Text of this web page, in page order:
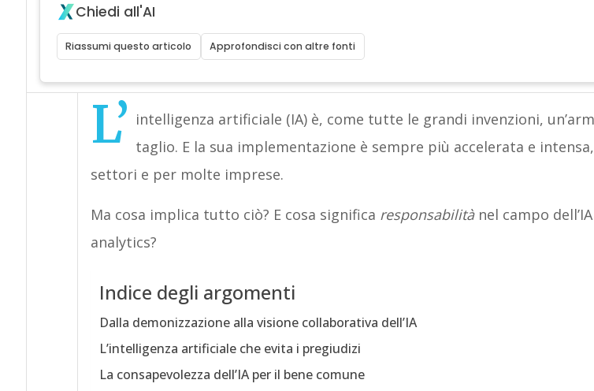
Chiedi all'AI
Riassumi questo articolo Approfondisci con altre fonti
L’ intelligenza artificiale (IA) è, come tutte le grandi invenzioni,
taglio. E la sua implementazione è sempre più accelerata e
settori e per molte imprese.
Ma cosa implica tutto ciò? E cosa significa responsabilitànel campo
analytics?
Indice degli argomenti
Dalla demonizzazione alla visione collaborativa dell’IA
L’intelligenza artificiale che evita i pregiudizi
La consapevolezza dell’IA per il bene comune